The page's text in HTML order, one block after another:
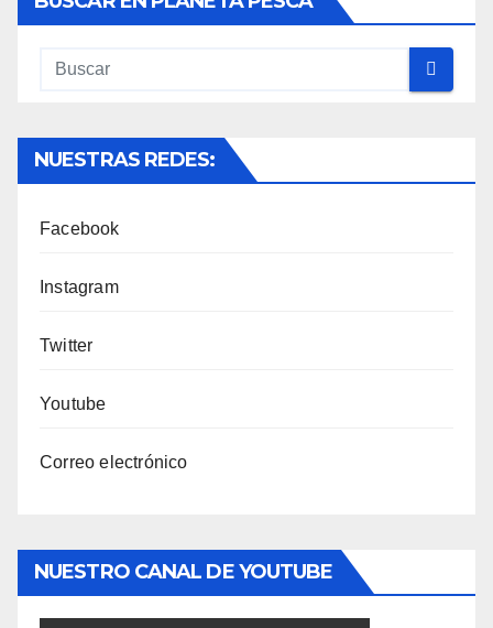
NUESTRAS REDES:
Facebook
Instagram
Twitter
Youtube
Correo electrónico
NUESTRO CANAL DE YOUTUBE